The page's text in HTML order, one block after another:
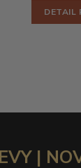
DETAIL
|